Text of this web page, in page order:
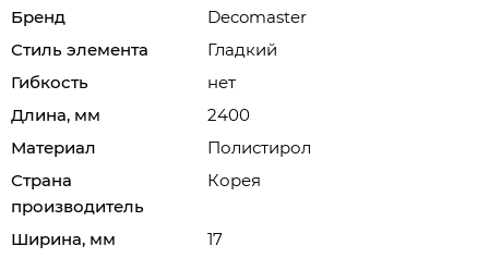
Бренд
Decomaster
Стиль элемента
Гладкий
Гибкость
нет
Длина, мм
2400
Материал
Полистирол
Страна
производитель
Корея
Ширина, мм
17